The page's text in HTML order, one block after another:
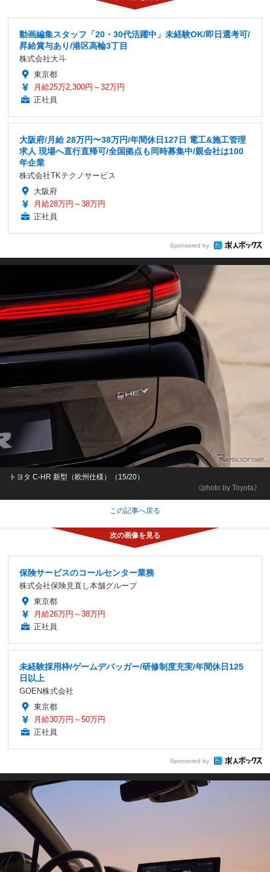
動画編集スタッフ「20・30代活躍中」未経験OK/即日選考可/
昇給賞与あり/港区高輪3丁目
株式会社大斗
東京都
月給25万2,300円～32万円
正社員
大阪府/月給 28万円〜38万円/年間休日127日 電工&施工管理
求人 現場へ直行直帰可/全国拠点も同時募集中/親会社は100
年企業
株式会社TKテクノサービス
大阪府
月給28万円～38万円
正社員
Sponsored by
《photo by Toyota》
トヨタ C-HR 新型（欧州仕様）（15/20）
この記事へ戻る
保険サービスのコールセンター業務
株式会社保険見直し本舗グループ
東京都
月給26万円～38万円
正社員
未経験採用枠/ゲームデバッガー/研修制度充実/年間休日125
日以上
GOEN株式会社
東京都
月給30万円～50万円
正社員
Sponsored by